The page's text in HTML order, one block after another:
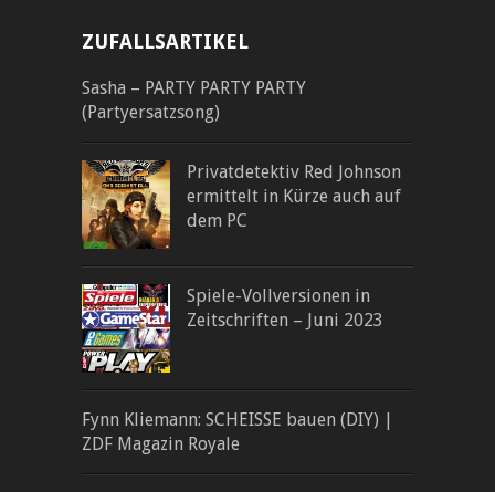
ZUFALLSARTIKEL
Sasha – PARTY PARTY PARTY
(Partyersatzsong)
Privatdetektiv Red Johnson
ermittelt in Kürze auch auf
dem PC
Spiele-Vollversionen in
Zeitschriften – Juni 2023
Fynn Kliemann: SCHEISSE bauen (DIY) |
ZDF Magazin Royale